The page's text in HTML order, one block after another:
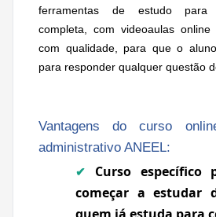
ferramentas de estudo para
completa, com videoaulas
com qualidade, para que o
para responder qualquer questão
Vantagens do curso
administrativo ANEEL:
✔
Curso específico
começar a estudar